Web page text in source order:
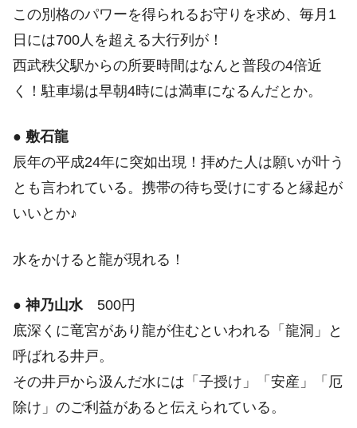
この別格のパワーを得られるお守りを求め、毎月1
日には700人を超える大行列が！
西武秩父駅からの所要時間はなんと普段の4倍近
く！駐車場は早朝4時には満車になるんだとか。
● 敷石龍
辰年の平成24年に突如出現！拝めた人は願いが叶う
とも言われている。携帯の待ち受けにすると縁起が
いいとか♪
水をかけると龍が現れる！
● 神乃山水500円
底深くに竜宮があり龍が住むといわれる「龍洞」と
呼ばれる井戸。
その井戸から汲んだ水には「子授け」「安産」「厄
除け」のご利益があると伝えられている。